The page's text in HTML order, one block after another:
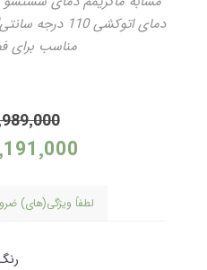
دمای اتوکشی
مناسب برای
3٬989٬000
3٬191٬000
لطفاً ویژگی(های)